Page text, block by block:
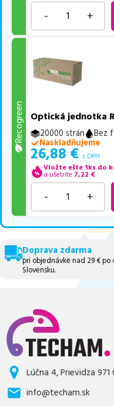
- +
Recogreen Optická jednotka
20000 strán
Bez
Naskladňujeme
26,88 € s DPH
Vložte ešte 1ks do
a ušetríte 7,22 €
- +
Doprava zdarma
pri objednávke nad 29 € po
Slovensku.
Lúčna 4, Prievidza 971
info@techam.sk